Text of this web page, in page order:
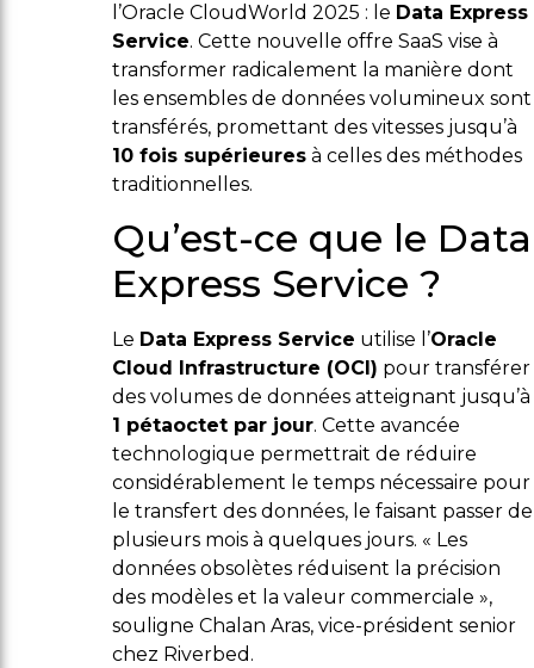
l’Oracle CloudWorld 2025 : le Data Express
Service. Cette nouvelle offre SaaS vise à
transformer radicalement la manière dont
les ensembles de données volumineux sont
transférés, promettant des vitesses jusqu’à
10 fois supérieures à celles des méthodes
traditionnelles.
Qu’est-ce que le Data
Express Service ?
Le Data Express Service utilise l’Oracle
Cloud Infrastructure (OCI) pour transférer
des volumes de données atteignant jusqu’à
1 pétaoctet par jour. Cette avancée
technologique permettrait de réduire
considérablement le temps nécessaire pour
le transfert des données, le faisant passer de
plusieurs mois à quelques jours. « Les
données obsolètes réduisent la précision
des modèles et la valeur commerciale »,
souligne Chalan Aras, vice-président senior
chez Riverbed.